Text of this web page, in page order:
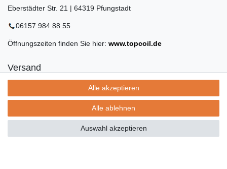
Eberstädter Str. 21 | 64319 Pfungstadt
06157 984 88 55
Öffnungszeiten finden Sie hier: www.topcoil.de
Versand
Versandinformation
- kostenfrei ab 39€ Warenwert
- nur innerhalb Deutschlands
Alle akzeptieren
Alle ablehnen
Auswahl akzeptieren